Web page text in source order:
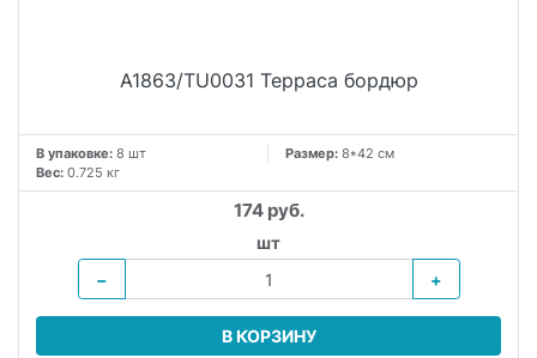
A1863/TU0031 Терраса бордюр
В упаковке: 8 шт Размер: 8*42 см
Вес: 0.725 кг
174 руб.
шт
−
+
В КОРЗИНУ